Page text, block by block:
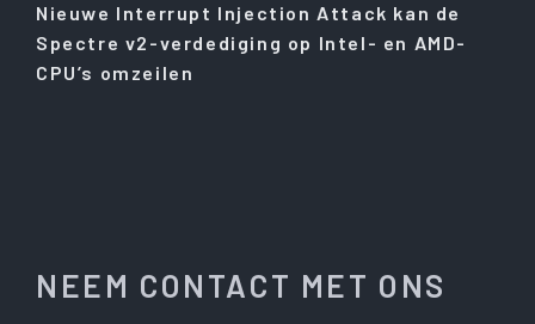
Nieuwe Interrupt Injection Attack kan de
Spectre v2-verdediging op Intel- en AMD-
CPU’s omzeilen
NEEM CONTACT MET ONS